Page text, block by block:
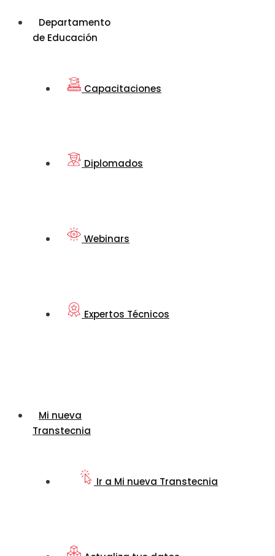
Departamento
de Educación
Capacitaciones
Diplomados
Webinars
Expertos Técnicos
Mi nueva
Transtecnia
Ir a Mi nueva Transtecnia